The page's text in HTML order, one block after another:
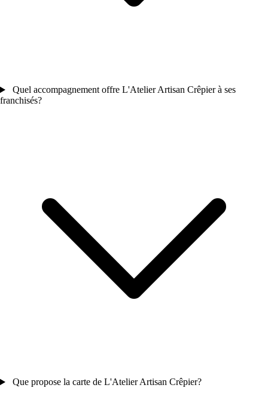
Quel accompagnement offre L'Atelier Artisan Crêpier à ses
franchisés?
Que propose la carte de L'Atelier Artisan Crêpier?